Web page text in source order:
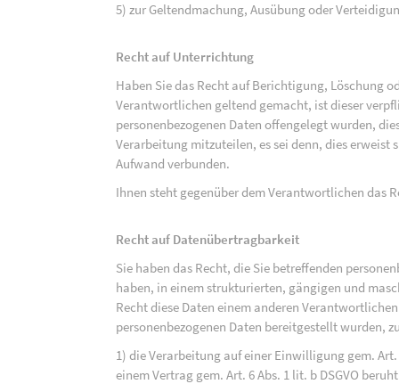
5) zur Geltendmachung, Ausübung oder
Recht auf Unterrichtung
Haben Sie das Recht auf Berichtigung, Löschung
Verantwortlichen geltend gemacht, ist dieser
personenbezogenen Daten offengelegt wurden,
Verarbeitung mitzuteilen, es sei denn, dies
Aufwand verbunden.
Ihnen steht gegenüber dem Verantwortlichen das
Recht auf Datenübertragbarkeit
Sie haben das Recht, die Sie betreffenden
haben, in einem strukturierten, gängigen und
Recht diese Daten einem anderen
personenbezogenen Daten bereitgestellt wurden,
1) die Verarbeitung auf einer Einwilligung gem. Art.
einem Vertrag gem. Art. 6 Abs. 1 lit. b DSGVO